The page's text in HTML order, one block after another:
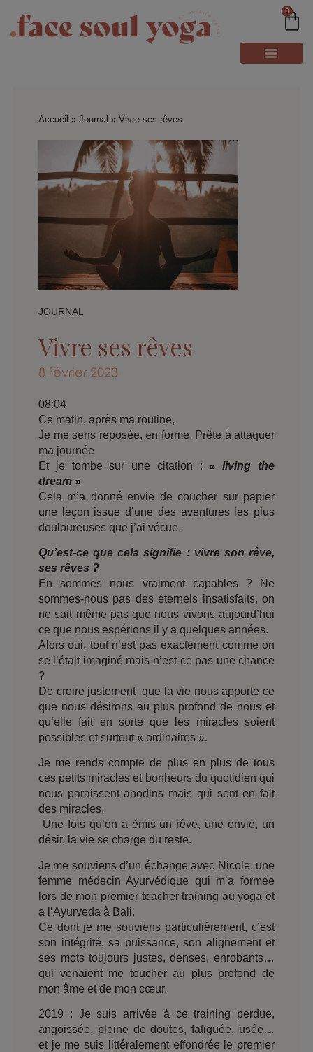
0
Accueil » Journal » Vivre ses rêves
JOURNAL
Vivre ses rêves
8 février 2023
08:04
Ce matin, après ma routine,
Je me sens reposée, en forme. Prête à attaquer
ma journée
Et je tombe sur une citation : « living the
dream »
Cela m’a donné envie de coucher sur papier
une leçon issue d’une des aventures les plus
douloureuses que j’ai vécue.
Qu’est-ce que cela signifie : vivre son rêve,
ses rêves ?
En sommes nous vraiment capables ? Ne
sommes-nous pas des éternels insatisfaits, on
ne sait même pas que nous vivons aujourd’hui
ce que nous espérions il y a quelques années.
Alors oui, tout n’est pas exactement comme on
se l’était imaginé mais n’est-ce pas une chance
?
De croire justement que la vie nous apporte ce
que nous désirons au plus profond de nous et
qu’elle fait en sorte que les miracles soient
possibles et surtout « ordinaires ».
Je me rends compte de plus en plus de tous
ces petits miracles et bonheurs du quotidien qui
nous paraissent anodins mais qui sont en fait
des miracles.
Une fois qu’on a émis un rêve, une envie, un
désir, la vie se charge du reste.
Je me souviens d’un échange avec Nicole, une
femme médecin Ayurvédique qui m’a formée
lors de mon premier teacher training au yoga et
a l’Ayurveda à Bali.
Ce dont je me souviens particulièrement, c’est
son intégrité, sa puissance, son alignement et
ses mots toujours justes, denses, enrobants…
qui venaient me toucher au plus profond de
mon âme et de mon cœur.
2019 : Je suis arrivée à ce training perdue,
angoissée, pleine de doutes, fatiguée, usée…
et je me suis littéralement effondrée le premier